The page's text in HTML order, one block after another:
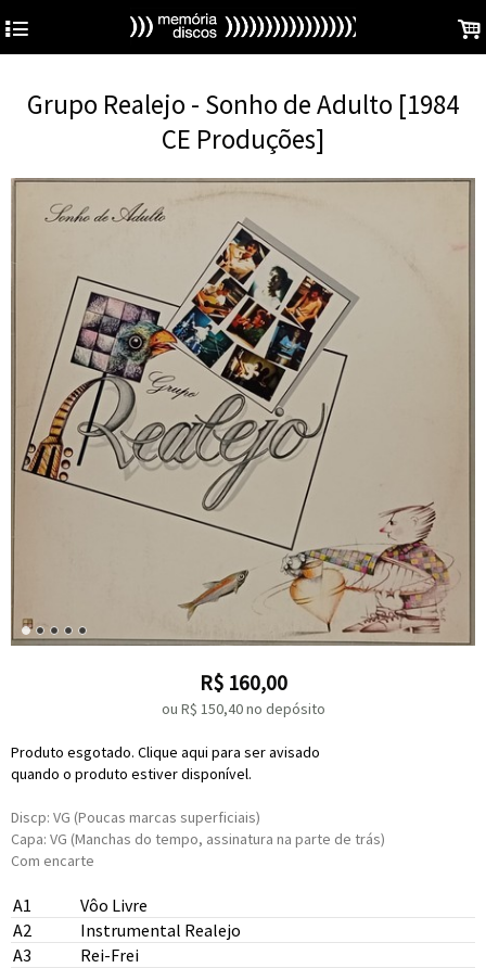
4 .
Grupo Realejo - Sonho de Adulto [1984
CE Produções]
R$ 160,00
ou R$ 150,40no depósito
Produto esgotado. Clique aqui para ser avisado
quando o produto estiver disponível.
Discp: VG (Poucas marcas superficiais)
Capa: VG (Manchas do tempo, assinatura na parte de trás)
Com encarte
A1
Vôo Livre
A2
Instrumental Realejo
A3
Rei-Frei